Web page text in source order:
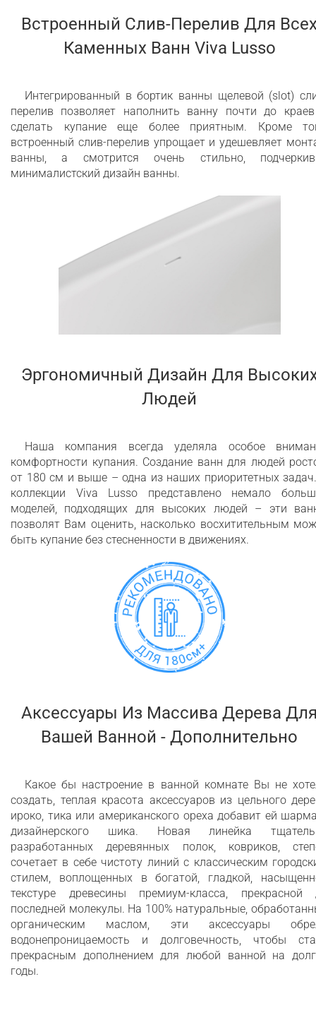
Встроенный Слив-Перелив Для
Каменных Ванн Viva Lusso
Интегрированный в бортик ванны щелевой (slot)
перелив позволяет наполнить ванну почти до
сделать купание еще более приятным. Кроме
встроенный слив-перелив упрощает и удешевляет
ванны, а смотрится очень стильно,
минималистский дизайн ванны.
Эргономичный Дизайн Для
Людей
Наша компания всегда уделяла особое
комфортности купания. Создание ванн для людей
от 180 см и выше – одна из наших приоритетных
коллекции Viva Lusso представлено немало
моделей, подходящих для высоких людей – эти
позволят Вам оценить, насколько восхитительным
быть купание без стесненности в движениях.
Аксессуары Из Массива Дерева
Вашей Ванной - Дополнительно
Какое бы настроение в ванной комнате Вы не
создать, теплая красота аксессуаров из цельного
ироко, тика или американского ореха добавит ей
дизайнерского шика. Новая линейка
разработанных деревянных полок, ковриков,
сочетает в себе чистоту линий с классическим
стилем, воплощенных в богатой, гладкой,
текстуре древесины премиум-класса, прекрасной
последней молекулы. На 100% натуральные,
органическим маслом, эти аксессуары
водонепроницаемость и долговечность, чтобы
прекрасным дополнением для любой ванной на
годы.